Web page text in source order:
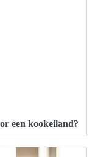
een kookeiland?